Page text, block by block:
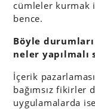
cümleler kurmak
bence.
Böyle
neler yapılmalı
İçerik
bağımsız fikirler
uygulamalarda